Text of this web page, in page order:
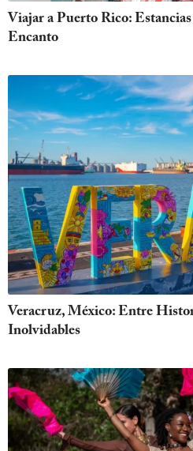
Viajar a Puerto Rico:
Encanto
Veracruz, México: Entre
Inolvidables